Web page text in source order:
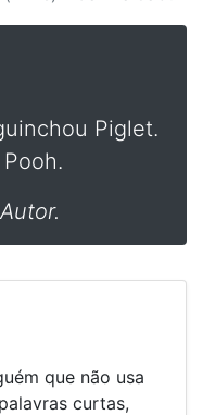
Piglet.
que não usa
curtas,